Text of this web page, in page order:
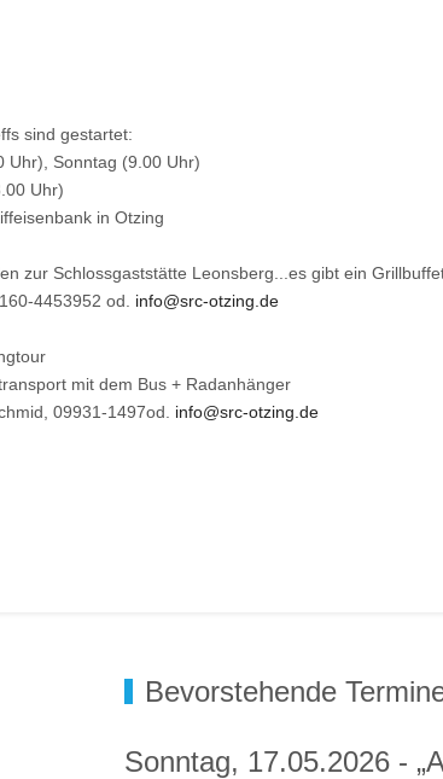
sind gestartet:
Uhr), Sonntag (9.00 Uhr)
Uhr)
in Otzing
zur Schlossgaststätte Leonsberg...es gibt ein
4453952 od. info@src-otzing.de
mit dem Bus + Radanhänger
09931-1497od. info@src-otzing.de
Bevorstehende
Sonntag, 17.05.2026 -